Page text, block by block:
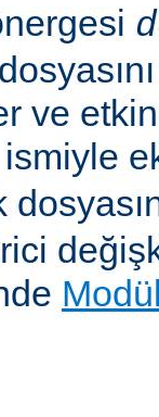
ve
ismiyle